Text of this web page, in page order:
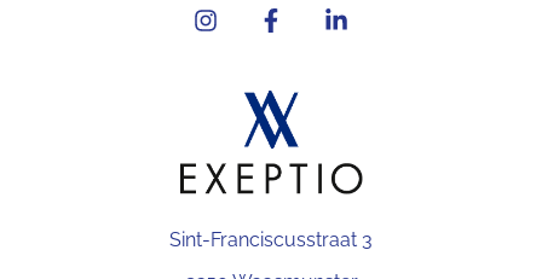
Sint-Franciscusstraat 3